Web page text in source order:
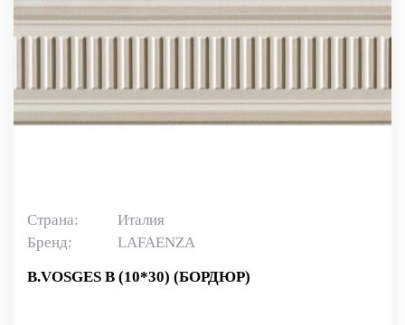
Страна:
Италия
Бренд:
LAFAENZA
B.VOSGES B (10*30) (БОРДЮР)